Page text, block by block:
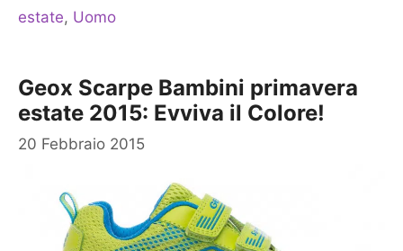
estate, Uomo
Geox Scarpe Bambini primavera
estate 2015: Evviva il Colore!
20 Febbraio 2015